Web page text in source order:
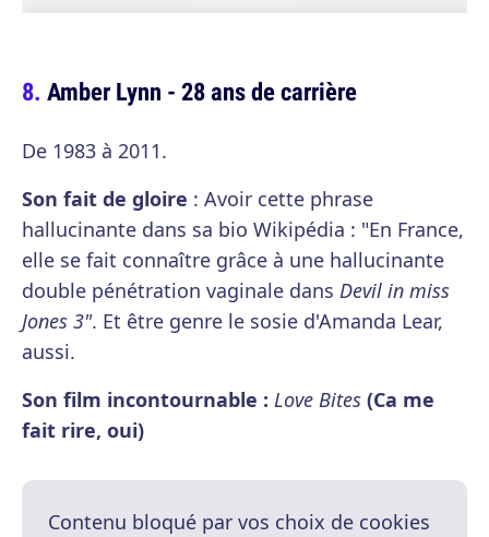
Amber Lynn - 28 ans de carrière
De 1983 à 2011.
Son fait de gloire : Avoir cette phrase
hallucinante dans sa bio Wikipédia : "En France,
elle se fait connaître grâce à une hallucinante
double pénétration vaginale dans Devil in miss
Jones 3". Et être genre le sosie d'Amanda Lear,
aussi.
Son film incontournable : Love Bites (Ca me
fait rire, oui)
Contenu bloqué par vos choix de cookies